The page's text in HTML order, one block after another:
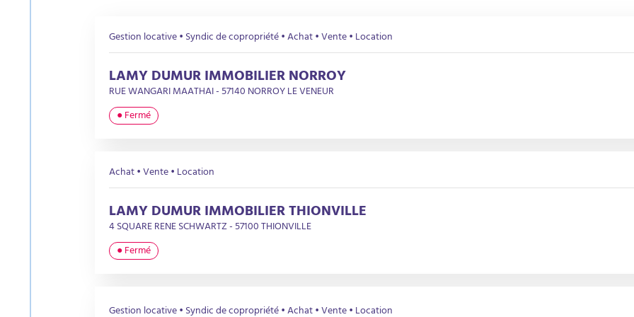
Gestion locative • Syndic de copropriété • Achat • Vente • Location
LAMY DUMUR IMMOBILIER NORROY
RUE WANGARI MAATHAI - 57140 NORROY LE VENEUR
● Fermé
Achat • Vente • Location
LAMY DUMUR IMMOBILIER THIONVILLE
4 SQUARE RENE SCHWARTZ - 57100 THIONVILLE
● Fermé
Gestion locative • Syndic de copropriété • Achat • Vente • Location